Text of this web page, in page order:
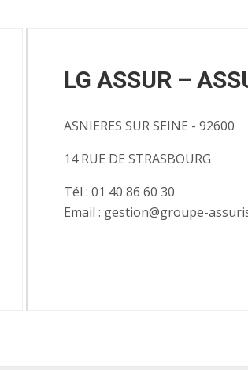
LG ASSUR –
ASNIERES SUR SEINE - 92600
14 RUE DE STRASBOURG
Tél : 01 40 86 60 30
Email : gestion@groupe-